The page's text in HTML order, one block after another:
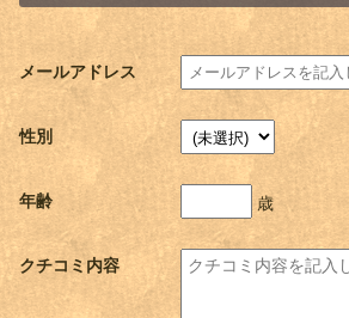
メールアドレス
性別
年齢 歳
クチコミ内容